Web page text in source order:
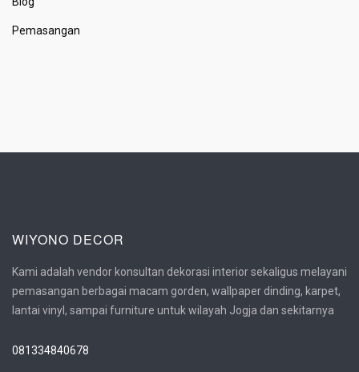
Pemasangan
WIYONO DECOR
Kami adalah vendor konsultan dekorasi interior sekaligus melayani
pemasangan berbagai macam gorden, wallpaper dinding, karpet,
lantai vinyl, sampai furniture untuk wilayah Jogja dan sekitarnya
081334840678